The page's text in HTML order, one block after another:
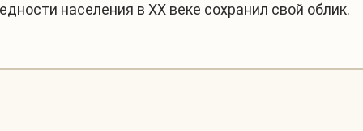
населения в ХХ веке сохранил свой облик.